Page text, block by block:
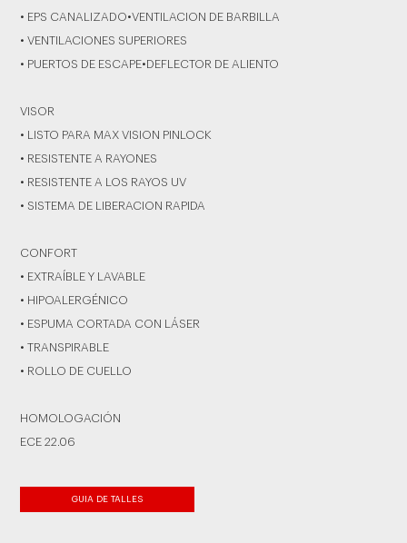
• EPS CANALIZADO•VENTILACION DE BARBILLA
• VENTILACIONES SUPERIORES
• PUERTOS DE ESCAPE•DEFLECTOR DE ALIENTO
VISOR
• LISTO PARA MAX VISION PINLOCK
• RESISTENTE A RAYONES
• RESISTENTE A LOS RAYOS UV
• SISTEMA DE LIBERACION RAPIDA
CONFORT
• EXTRAÍBLE Y LAVABLE
• HIPOALERGÉNICO
• ESPUMA CORTADA CON LÁSER
• TRANSPIRABLE
• ROLLO DE CUELLO
HOMOLOGACIÓN
ECE 22.06
GUIA DE TALLES